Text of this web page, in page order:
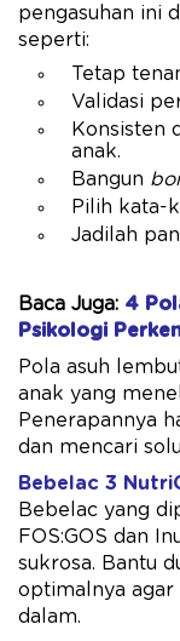
pengasuhan ini
seperti:
Tetap
Validasi
Konsisten
anak.
Bangun
Pilih kata-
Jadilah
Baca Juga: 4
Psikologi
Pola asuh
anak yang
Penerapannya
dan mencari
Bebelac 3
Bebelac yang
FOS:GOS dan
sukrosa. Bantu
optimalnya
dalam.